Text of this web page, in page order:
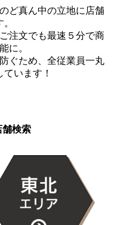
ど真ん中の立地に店舗
注文でも最速５分で商
に。
ぐため、全従業員一丸
います！
舗検索